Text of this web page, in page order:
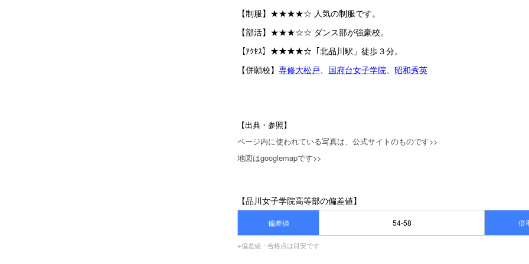
【制服】★★★★☆ 人気の制服です。
【部活】★★★☆☆ ダンス部が強豪校。
【ｱｸｾｽ】★★★★☆「北品川駅」徒歩３分。
【併願校】 専修大松戸、 国府台女子学院、 昭和秀英
【出典・参照】
ページ内に使われている写真は、公式サイトのものです>>
地図はgooglemapです>>
【品川女子学院高等部の偏差値】
偏差値 54-58 倍
※偏差値・合格点は目安です